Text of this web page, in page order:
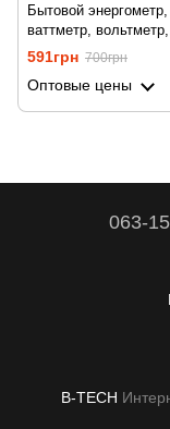
Бытовой энергометр,
ваттметр, вольтметр,
амперметр Gerui KP-
без подсветки
591грн 700грн
Оптовые цены
063-
B-TECH